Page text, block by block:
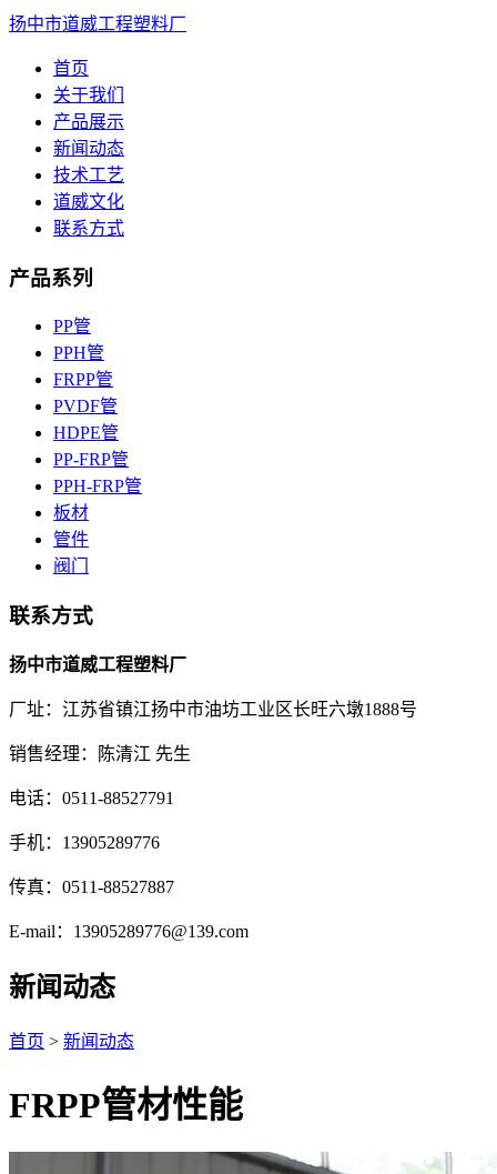
扬中市道威工程塑料厂
首页
关于我们
产品展示
新闻动态
技术工艺
道威文化
联系方式
产品系列
PP管
PPH管
FRPP管
PVDF管
HDPE管
PP-FRP管
PPH-FRP管
板材
管件
阀门
联系方式
扬中市道威工程塑料厂
厂址：江苏省镇江扬中市油坊工业区长旺六墩1888号
销售经理：陈清江 先生
电话：0511-88527791
手机：13905289776
传真：0511-88527887
E-mail：13905289776@139.com
新闻动态
首页 > 新闻动态
FRPP管材性能